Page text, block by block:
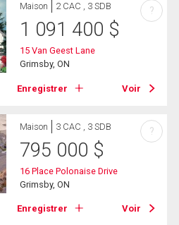
Maison 2 CAC , 3 SDB
1 091 400 $
15 Van Geest Lane
Grimsby, ON
Enregistrer Voir
?
Maison 3 CAC , 3 SDB
795 000 $
16 Place Polonaise Drive
Grimsby, ON
Enregistrer Voir
?